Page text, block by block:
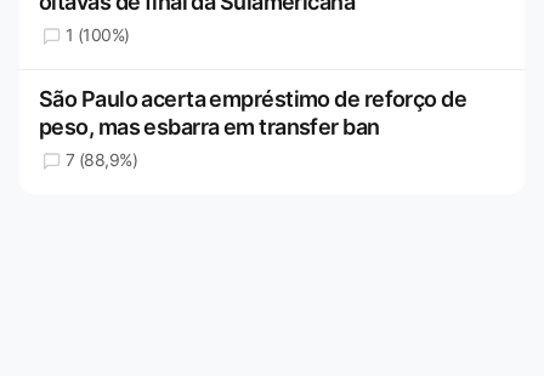
1 (100%)
São Paulo acerta empréstimo de reforço de
peso, mas esbarra em transfer ban
7 (88,9%)